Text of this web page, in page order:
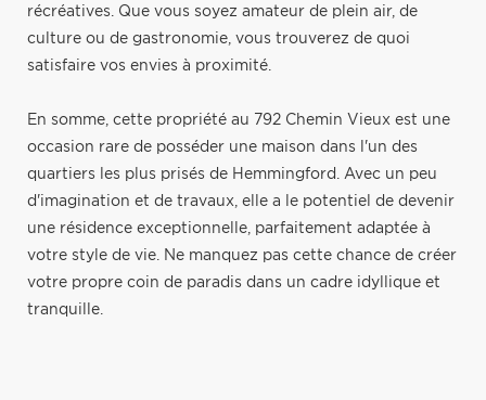
récréatives. Que vous soyez amateur de plein air, de
culture ou de gastronomie, vous trouverez de quoi
satisfaire vos envies à proximité.
En somme, cette propriété au 792 Chemin Vieux est une
occasion rare de posséder une maison dans l'un des
quartiers les plus prisés de Hemmingford. Avec un peu
d'imagination et de travaux, elle a le potentiel de devenir
une résidence exceptionnelle, parfaitement adaptée à
votre style de vie. Ne manquez pas cette chance de créer
votre propre coin de paradis dans un cadre idyllique et
tranquille.